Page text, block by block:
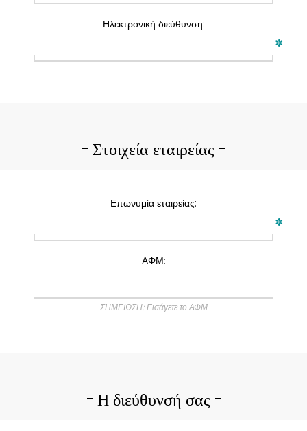
Ηλεκτρονική διεύθυνση:
*
Στοιχεία εταιρείας
Επωνυμία εταιρείας:
*
ΑΦΜ:
ΣΗΜΕΙΩΣΗ: Εισάγετε το ΑΦΜ
Η διεύθυνσή σας